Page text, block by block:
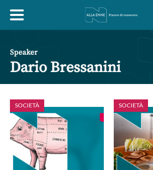
ESPLORA
ABOUT
ARTE ECONOMIA
Speaker
Dario Bressanini
SOCIETÀ SOCIETÀ